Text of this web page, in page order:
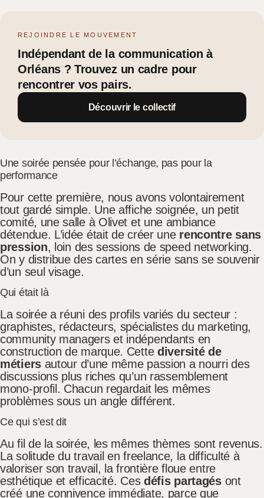
REJOINDRE LE MOUVEMENT
Indépendant de la communication à
Orléans ? Trouvez un cadre pour
rencontrer vos pairs.
Découvrir le collectif
Une soirée pensée pour l’échange, pas pour la
performance
Pour cette première, nous avons volontairement
tout gardé simple. Une affiche soignée, un petit
comité, une salle à Olivet et une ambiance
détendue. L’idée était de créer une rencontre sans
pression, loin des sessions de speed networking.
On y distribue des cartes en série sans se souvenir
d’un seul visage.
Qui était là
La soirée a réuni des profils variés du secteur :
graphistes, rédacteurs, spécialistes du marketing,
community managers et indépendants en
construction de marque. Cette diversité de
métiersautour d’une même passion a nourri des
discussions plus riches qu’un rassemblement
mono-profil. Chacun regardait les mêmes
problèmes sous un angle différent.
Ce qui s’est dit
Au fil de la soirée, les mêmes thèmes sont revenus.
La solitude du travail en freelance, la difficulté à
valoriser son travail, la frontière floue entre
esthétique et efficacité. Ces défis partagésont
créé une connivence immédiate, parce que